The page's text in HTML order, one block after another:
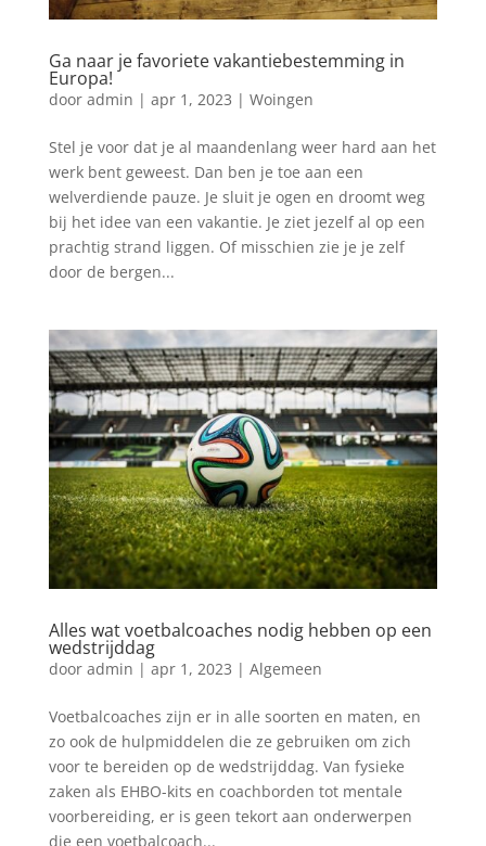
Ga naar je favoriete vakantiebestemming in
Europa!
door admin | apr 1, 2023 | Woingen
Stel je voor dat je al maandenlang weer hard aan het
werk bent geweest. Dan ben je toe aan een
welverdiende pauze. Je sluit je ogen en droomt weg
bij het idee van een vakantie. Je ziet jezelf al op een
prachtig strand liggen. Of misschien zie je je zelf
door de bergen...
Alles wat voetbalcoaches nodig hebben op een
wedstrijddag
door admin | apr 1, 2023 | Algemeen
Voetbalcoaches zijn er in alle soorten en maten, en
zo ook de hulpmiddelen die ze gebruiken om zich
voor te bereiden op de wedstrijddag. Van fysieke
zaken als EHBO-kits en coachborden tot mentale
voorbereiding, er is geen tekort aan onderwerpen
die een voetbalcoach...